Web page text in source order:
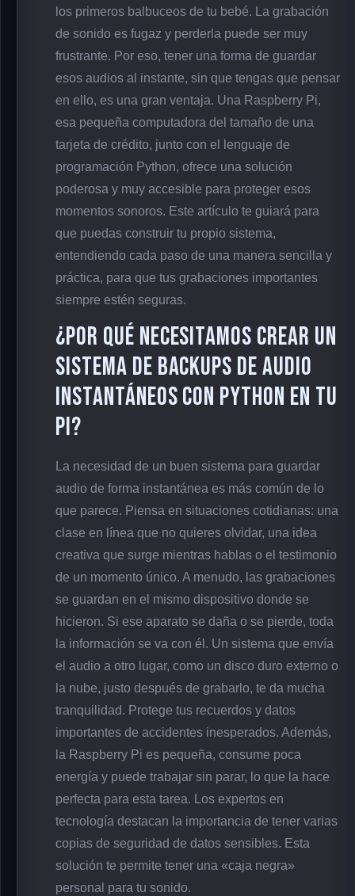
los primeros balbuceos de tu bebé. La grabación
de sonido es fugaz y perderla puede ser muy
frustrante. Por eso, tener una forma de guardar
esos audios al instante, sin que tengas que pensar
en ello, es una gran ventaja. Una Raspberry Pi,
esa pequeña computadora del tamaño de una
tarjeta de crédito, junto con el lenguaje de
programación Python, ofrece una solución
poderosa y muy accesible para proteger esos
momentos sonoros. Este artículo te guiará para
que puedas construir tu propio sistema,
entendiendo cada paso de una manera sencilla y
práctica, para que tus grabaciones importantes
siempre estén seguras.
¿Por qué necesitamos crear un
sistema de backups de audio
instantáneos con Python en tu
Pi?
La necesidad de un buen sistema para guardar
audio de forma instantánea es más común de lo
que parece. Piensa en situaciones cotidianas: una
clase en línea que no quieres olvidar, una idea
creativa que surge mientras hablas o el testimonio
de un momento único. A menudo, las grabaciones
se guardan en el mismo dispositivo donde se
hicieron. Si ese aparato se daña o se pierde, toda
la información se va con él. Un sistema que envía
el audio a otro lugar, como un disco duro externo o
la nube, justo después de grabarlo, te da mucha
tranquilidad. Protege tus recuerdos y datos
importantes de accidentes inesperados. Además,
la Raspberry Pi es pequeña, consume poca
energía y puede trabajar sin parar, lo que la hace
perfecta para esta tarea. Los expertos en
tecnología destacan la importancia de tener varias
copias de seguridad de datos sensibles. Esta
solución te permite tener una «caja negra»
personal para tu sonido.